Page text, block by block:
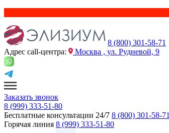
8 (800) 301-58-71
Адрес сall-центра:
Москва , ул. Рудневой, 9
Заказать звонок
8 (999) 333-51-80
Бесплатные консультации 24/7 8 (800) 301-58-71
Горячая линия 8 (999) 333-51-80